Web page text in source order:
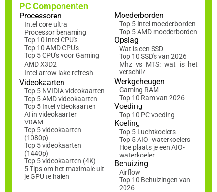
PC Componenten
Processoren
Intel core ultra
Processor benaming
Top 10 Intel CPU's
Top 10 AMD CPU's
Top 5 CPU's voor Gaming
AMD X3D2
Intel arrow lake refresh
Videokaarten
Top 5 NVIDIA videokaarten
Top 5 AMD videokaarten
Top 5 Intel videokaarten
AI in videokaarten
VRAM
Top 5 videokaarten
(1080p)
Top 5 videokaarten
(1440p)
Top 5 videokaarten (4K)
5 Tips om het maximale uit
je GPU te halen
Moederborden
Top 5 Intel moederborden
Top 5 AMD moederborden
Opslag
Wat is een SSD
Top 10 SSD's van 2026
Mhz vs MTS: wat is het
verschil?
Werkgeheugen
Gaming RAM
Top 10 Ram van 2026
Voeding
Top 10 PC voeding
Koeling
Top 5 Luchtkoelers
Top 5 AIO -waterkoelers
Hoe plaats je een AIO-
waterkoeler
Behuizing
Airflow
Top 10 Behuizingen van
2026